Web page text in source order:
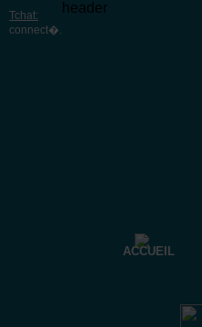
Tchat:
connect�.
header
ACCUEIL